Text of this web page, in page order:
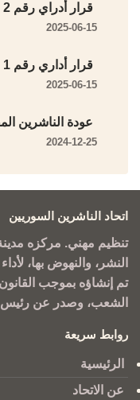
قرار أدراي رقم 2
2025-06-15
قرار أداري رقم 1
2025-06-15
عودة الناشرين
2024-12-25
اتحاد الناشرين السوريين
تنظيم مهني. مركزه
النشر، والنهوض بها،
الشعب، وصدر عن رئيس
روابط سريعة
الرئيسية
عن الاتحاد